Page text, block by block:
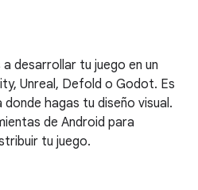
desarrollar tu juego en un
Unreal, Defold o Godot. Es
hagas tu diseño visual.
de Android para
tu juego.